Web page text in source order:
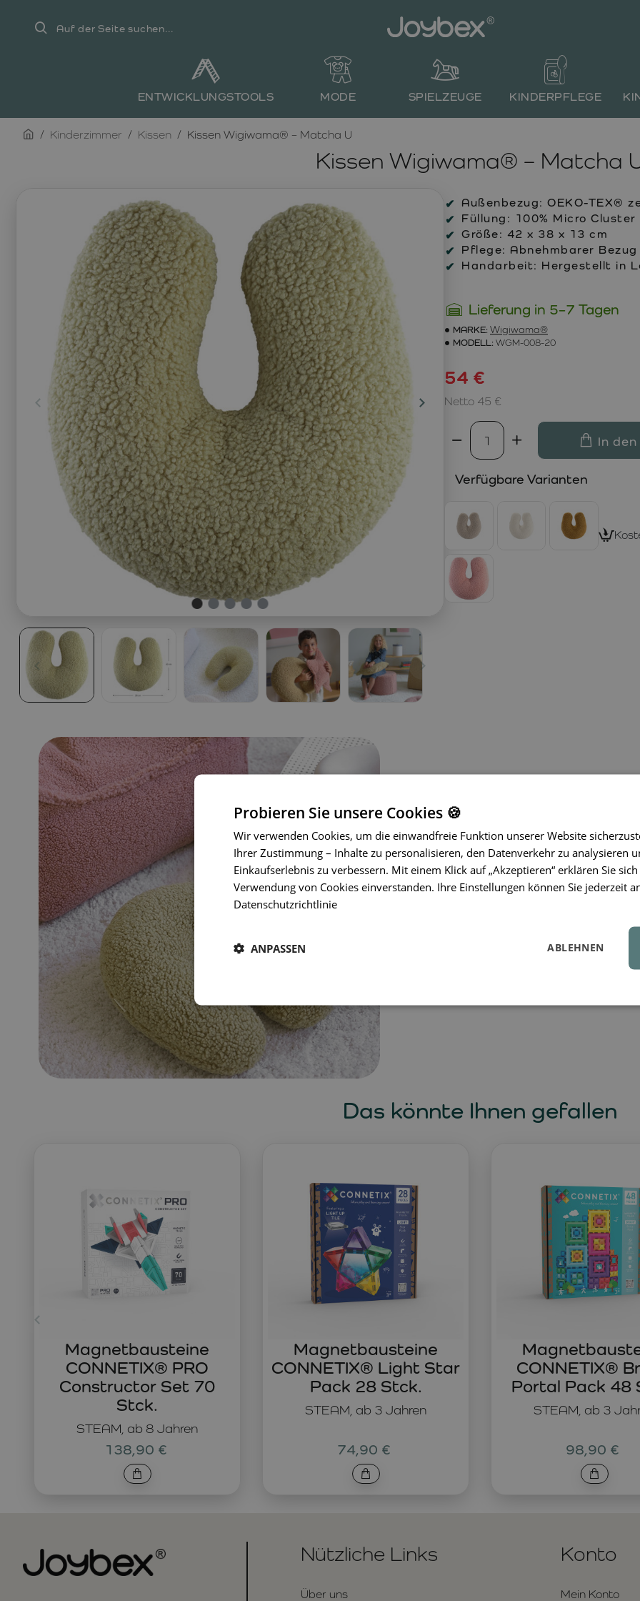
Auf
ENTWICKLUNGSTOOLS MODE SPIELZEUGE KINDERPFLEGE
Kissen Wigiwama® – Matcha
homeKinderzimmer Kissen Kissen Wigiwama® – Matcha U
Außenbezug: OEKO-TEX®
Füllung: 100% Micro
Größe: 42 x 38 x 13 cm
Pflege: Abnehmbarer
Handarbeit: Hergestellt in
Lieferung in 5–7 Tagen
MARKE: Wigiwama®
MODELL: WGM-008-20
54 €
Netto 45 €
In
Verfügbare Varianten
Die Kissen von Wigiwama®
Hergestellt aus hochwertigen,
Kissen weich, bequem und sicher für
bringen sie eine fröhliche und
ideal zum Entspannen, Lesen oder
sind maschinenwaschbar, was die
Das könnte Ihnen gefallen
STEAM, ab 8 Jahren
Magnetbausteine
CONNETIX® PRO
Constructor Set 70
Stck.
138,90 €
STEAM, ab 3 Jahren
Magnetbausteine
CONNETIX® Light Star
Pack 28 Stck.
74,90 €
STEAM, ab 3
CONNETIX®
Portal Pack 48
98,90 €
Nützliche Links
Über uns
Konto
Mein Konto
Probieren Sie unsere Cookies 🍪
Wir verwenden Cookies, um die einwandfreie Funktion unserer Website
Ihrer Zustimmung – Inhalte zu personalisieren, den Datenverkehr zu analysieren
Einkaufserlebnis zu verbessern. Mit einem Klick auf „Akzeptieren“ erklären Sie
Verwendung von Cookies einverstanden. Ihre Einstellungen können Sie jederzeit
Datenschutzrichtlinie
ABLEHNEN
ANPASSEN